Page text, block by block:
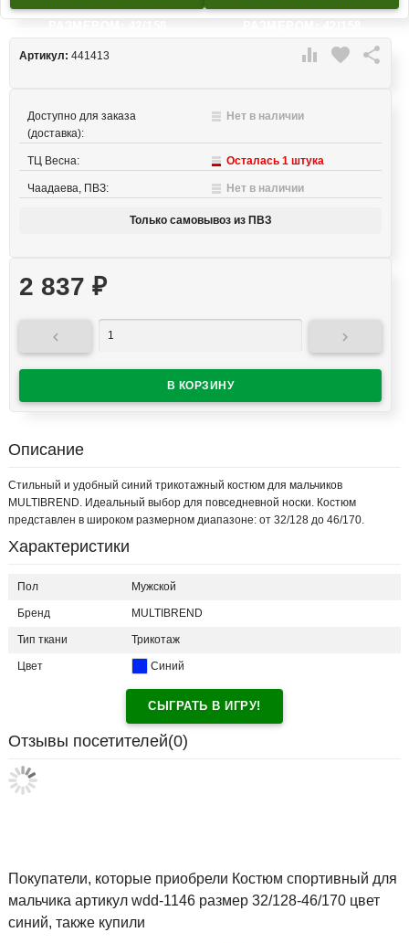
 favorite 
Артикул: 441413
Доступно для заказа
(доставка):
Нет в наличии
ТЦ Весна: Осталась 1 штука
Чаадаева, ПВЗ: Нет в наличии
Только самовывоз из ПВЗ
2 837 ₽
 
Описание
Стильный и удобный синий трикотажный костюм для мальчиков
MULTIBREND. Идеальный выбор для повседневной носки. Костюм
представлен в широком размерном диапазоне: от 32/128 до 46/170.
Характеристики
Пол Мужской
Бренд MULTIBREND
Тип ткани Трикотаж
Цвет Синий
СЫГРАТЬ В ИГРУ!
Отзывы посетителей(0)
Покупатели, которые приобрели Костюм спортивный для
мальчика артикул wdd-1146 размер 32/128-46/170 цвет
синий, также купили